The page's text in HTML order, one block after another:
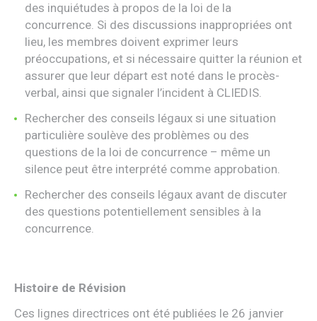
des inquiétudes à propos de la loi de la
concurrence. Si des discussions inappropriées ont
lieu, les membres doivent exprimer leurs
préoccupations, et si nécessaire quitter la réunion et
assurer que leur départ est noté dans le procès-
verbal, ainsi que signaler l’incident à CLIEDIS.
Rechercher des conseils légaux si une situation
particulière soulève des problèmes ou des
questions de la loi de concurrence – même un
silence peut être interprété comme approbation.
Rechercher des conseils légaux avant de discuter
des questions potentiellement sensibles à la
concurrence.
Histoire de Révision
Ces lignes directrices ont été publiées le 26 janvier